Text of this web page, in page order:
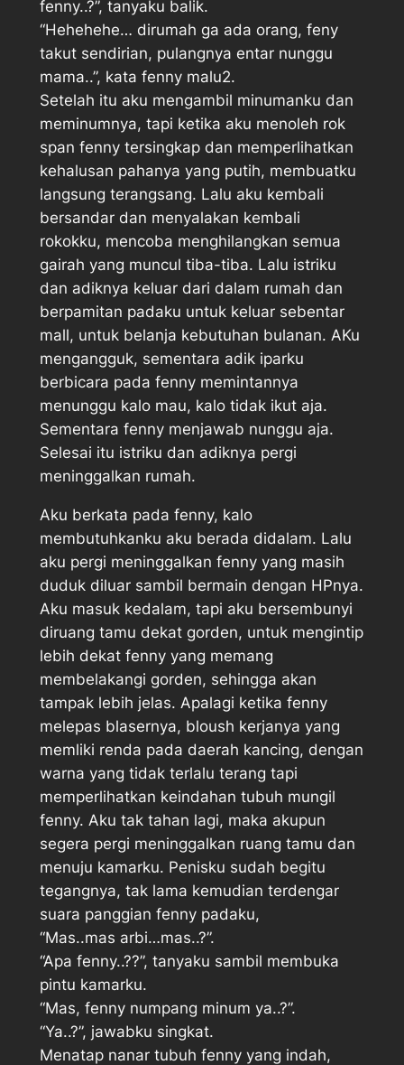
fenny..?”, tanyaku balik.
“Hehehehe… dirumah ga ada orang, feny
takut sendirian, pulangnya entar nunggu
mama..”, kata fenny malu2.
Setelah itu aku mengambil minumanku dan
meminumnya, tapi ketika aku menoleh rok
span fenny tersingkap dan memperlihatkan
kehalusan pahanya yang putih, membuatku
langsung terangsang. Lalu aku kembali
bersandar dan menyalakan kembali
rokokku, mencoba menghilangkan semua
gairah yang muncul tiba-tiba. Lalu istriku
dan adiknya keluar dari dalam rumah dan
berpamitan padaku untuk keluar sebentar
mall, untuk belanja kebutuhan bulanan. AKu
mengangguk, sementara adik iparku
berbicara pada fenny memintannya
menunggu kalo mau, kalo tidak ikut aja.
Sementara fenny menjawab nunggu aja.
Selesai itu istriku dan adiknya pergi
meninggalkan rumah.
Aku berkata pada fenny, kalo
membutuhkanku aku berada didalam. Lalu
aku pergi meninggalkan fenny yang masih
duduk diluar sambil bermain dengan HPnya.
Aku masuk kedalam, tapi aku bersembunyi
diruang tamu dekat gorden, untuk mengintip
lebih dekat fenny yang memang
membelakangi gorden, sehingga akan
tampak lebih jelas. Apalagi ketika fenny
melepas blasernya, bloush kerjanya yang
memliki renda pada daerah kancing, dengan
warna yang tidak terlalu terang tapi
memperlihatkan keindahan tubuh mungil
fenny. Aku tak tahan lagi, maka akupun
segera pergi meninggalkan ruang tamu dan
menuju kamarku. Penisku sudah begitu
tegangnya, tak lama kemudian terdengar
suara panggian fenny padaku,
“Mas..mas arbi…mas..?”.
“Apa fenny..??”, tanyaku sambil membuka
pintu kamarku.
“Mas, fenny numpang minum ya..?”.
“Ya..?”, jawabku singkat.
Menatap nanar tubuh fenny yang indah,